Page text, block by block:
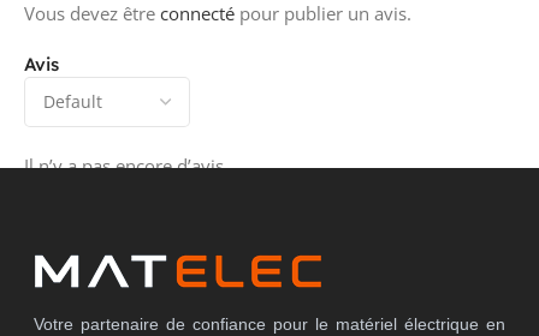
Avis
Il n’y a pas encore d’avis.
Vous devez être connecté pour publier un avis.
Votre partenaire de confiance pour le matériel électrique en